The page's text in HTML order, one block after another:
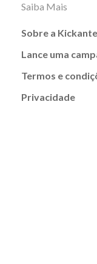
Saiba Mais
Sobre a Kickante
Lance uma
Termos e
Privacidade